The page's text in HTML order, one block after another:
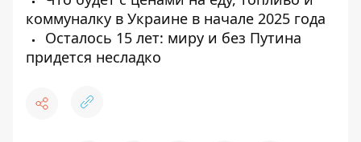
коммуналку в Украине в начале 2025 года
Осталось 15 лет: миру и без Путина
придется несладко